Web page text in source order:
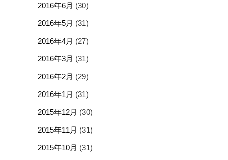
2016年6月 (30)
2016年5月 (31)
2016年4月 (27)
2016年3月 (31)
2016年2月 (29)
2016年1月 (31)
2015年12月 (30)
2015年11月 (31)
2015年10月 (31)